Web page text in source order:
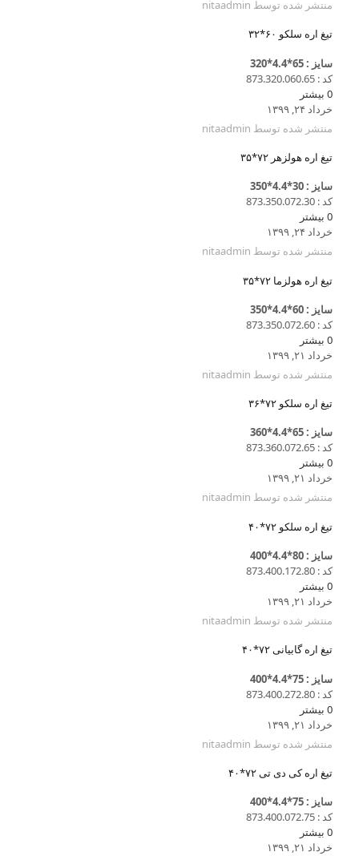
منتشر شده توسط nitaadmin
تیغ اره سلکو ۶۰*۳۲
سایز : 65*4.4*320
کد : 873.320.060.65
0 بیشتر
خرداد ۲۴, ۱۳۹۹
منتشر شده توسط nitaadmin
تیغ اره هولزهر ۷۲*۳۵
سایز : 30*4.4*350
کد : 873.350.072.30
0 بیشتر
خرداد ۲۴, ۱۳۹۹
منتشر شده توسط nitaadmin
تیغ اره هولزما ۷۲*۳۵
سایز : 60*4.4*350
کد : 873.350.072.60
0 بیشتر
خرداد ۲۱, ۱۳۹۹
منتشر شده توسط nitaadmin
تیغ اره سلکو ۷۲*۳۶
سایز : 65*4.4*360
کد : 873.360.072.65
0 بیشتر
خرداد ۲۱, ۱۳۹۹
منتشر شده توسط nitaadmin
تیغ اره سلکو ۷۲*۴۰
سایز : 80*4.4*400
کد : 873.400.172.80
0 بیشتر
خرداد ۲۱, ۱۳۹۹
منتشر شده توسط nitaadmin
تیغ اره گابیانی ۷۲*۴۰
سایز : 75*4.4*400
کد : 873.400.272.80
0 بیشتر
خرداد ۲۱, ۱۳۹۹
منتشر شده توسط nitaadmin
تیغ اره کی دی تی ۷۲*۴۰
سایز : 75*4.4*400
کد : 873.400.072.75
0 بیشتر
خرداد ۲۱, ۱۳۹۹